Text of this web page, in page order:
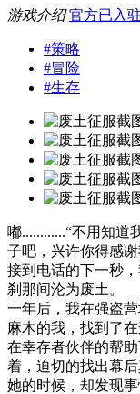
游戏介绍 官方已入驻
#策略
#冒险
#生存
嘟............“不用知
子吧，兴许你得感
接到电话的下一秒
刹那间沦为废土。
一年后，我在强盗
麻木的我，找到了
在幸存者伙伴的帮
着，迫切的找出幕
她的时候，却发现